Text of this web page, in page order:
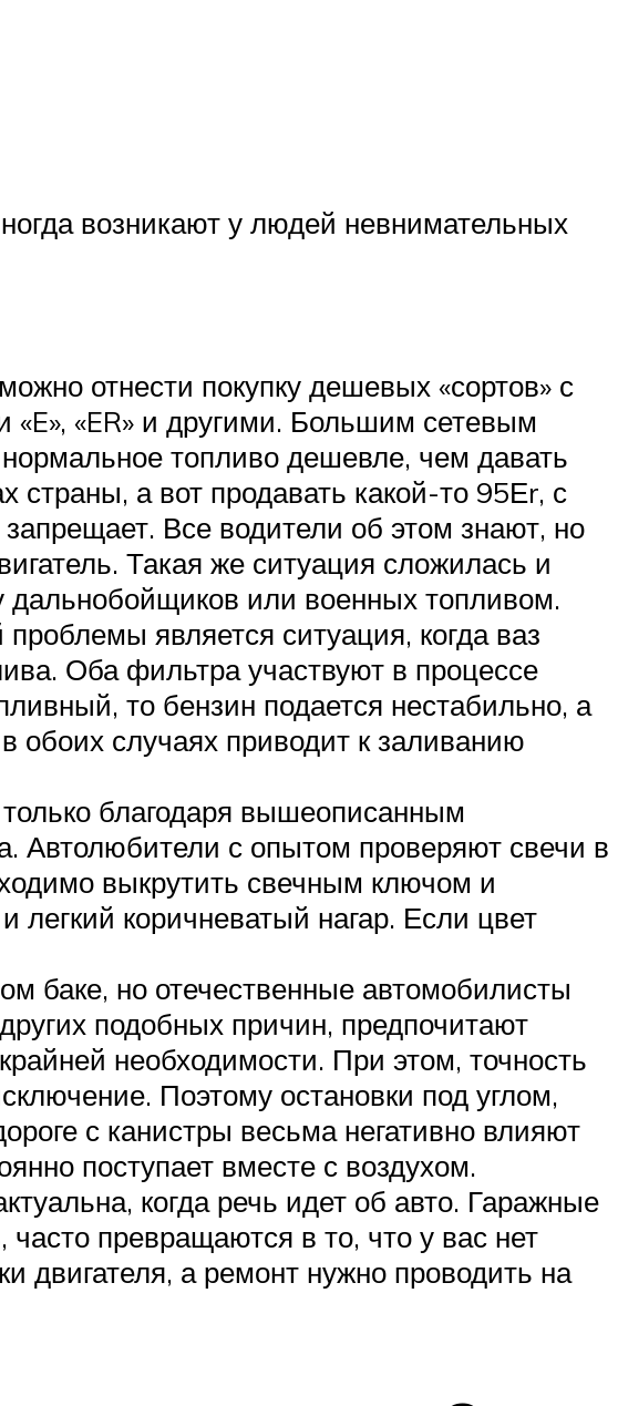
возникают у людей невнимательных
отнести покупку дешевых «сортов» с
«ER» и другими. Большим сетевым
топливо дешевле, чем давать
страны, а вот продавать какой-то 95Еr, с
Все водители об этом знают, но
Такая же ситуация сложилась и
дальнобойщиков или военных топливом.
является ситуация, когда ваз
Оба фильтра участвуют в процессе
то бензин подается нестабильно, а
обоих случаях приводит к заливанию
благодаря вышеописанным
Автолюбители с опытом проверяют свечи в
выкрутить свечным ключом и
легкий коричневатый нагар. Если цвет
баке, но отечественные автомобилисты
подобных причин, предпочитают
необходимости. При этом, точность
Поэтому остановки под углом,
с канистры весьма негативно влияют
поступает вместе с воздухом.
когда речь идет об авто. Гаражные
превращаются в то, что у вас нет
двигателя, а ремонт нужно проводить на